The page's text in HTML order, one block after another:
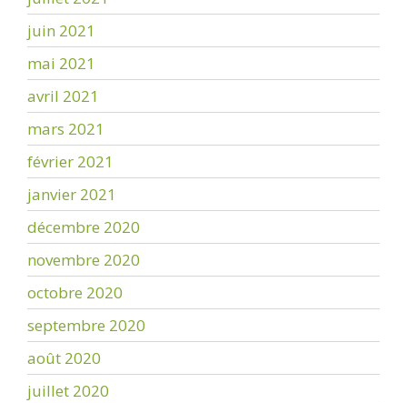
juin 2021
mai 2021
avril 2021
mars 2021
février 2021
janvier 2021
décembre 2020
novembre 2020
octobre 2020
septembre 2020
août 2020
juillet 2020